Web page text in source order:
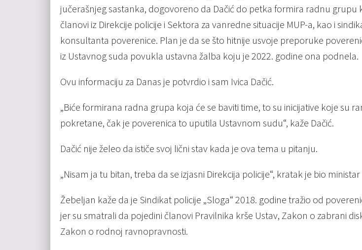
jučerašnjeg sastanka, dogovoreno da Dačić do petka formira radnu grupu
članovi iz Direkcije policije i Sektora za vanredne situacije MUP-a, kao i
konsultanta poverenice. Plan je da se što hitnije usvoje preporuke
iz Ustavnog suda povukla ustavna žalba koju je 2022. godine ona podnela.
Ovu informaciju za Danas je potvrdio i sam Ivica Dačić.
„Biće formirana radna grupa koja će se baviti time, to su inicijative koje su
pokretane, čak je poverenica to uputila Ustavnom sudu“, kaže Dačić.
Dačić nije želeo da ističe svoj lični stav kada je ova tema u pitanju.
„Nisam ja tu bitan, treba da se izjasni Direkcija policije“, kratak je bio
Žebeljan kaže da je Sindikat policije „Sloga“ 2018. godine tražio od
jer su smatrali da pojedini članovi Pravilnika krše Ustav, Zakon o zabrani
Zakon o rodnoj ravnopravnosti.